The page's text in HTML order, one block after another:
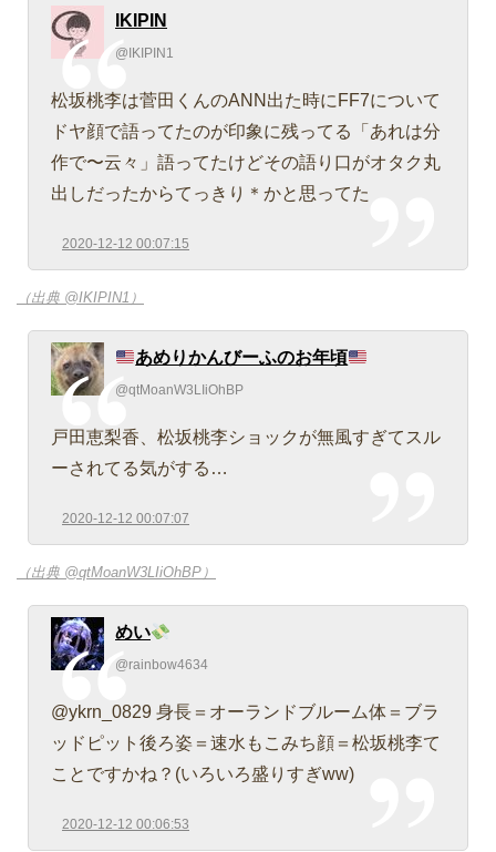
IKIPIN
@IKIPIN1
松坂桃李は菅田くんのANN出た時にFF7について
ドヤ顔で語ってたのが印象に残ってる「あれは分
作で〜云々」語ってたけどその語り口がオタク丸
出しだったからてっきり＊かと思ってた
2020-12-12 00:07:15
（出典 @IKIPIN1）
あめりかんびーふのお年頃
@qtMoanW3LIiOhBP
戸田恵梨香、松坂桃李ショックが無風すぎてスル
ーされてる気がする…
2020-12-12 00:07:07
（出典 @qtMoanW3LIiOhBP）
めい
@rainbow4634
@ykrn_0829 身長＝オーランドブルーム体＝ブラ
ッドピット後ろ姿＝速水もこみち顔＝松坂桃李て
ことですかね？(いろいろ盛りすぎww)
2020-12-12 00:06:53